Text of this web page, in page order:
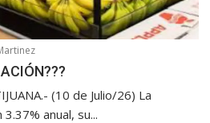
(10 de Julio/26) La
anual, su...